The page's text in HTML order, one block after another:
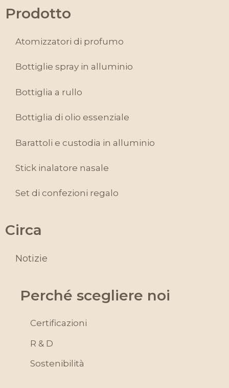
Prodotto
Atomizzatori di profumo
Bottiglie spray in alluminio
Bottiglia a rullo
Bottiglia di olio essenziale
Barattoli e custodia in alluminio
Stick inalatore nasale
Set di confezioni regalo
Circa
Notizie
Perché scegliere noi
Certificazioni
R & D
Sostenibilità